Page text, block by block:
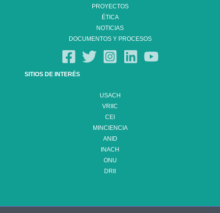
PROYECTOS
ÉTICA
NOTICIAS
DOCUMENTOS Y PROCESOS
SITIOS DE INTERÉS
USACH
VRIIC
CEI
MINCIENCIA
ANID
INACH
ONU
DRII